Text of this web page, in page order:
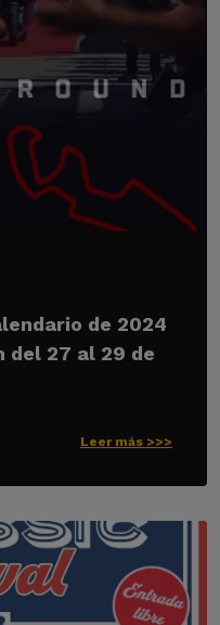
de 2024
del 27 al 29 de
Leer más >>>